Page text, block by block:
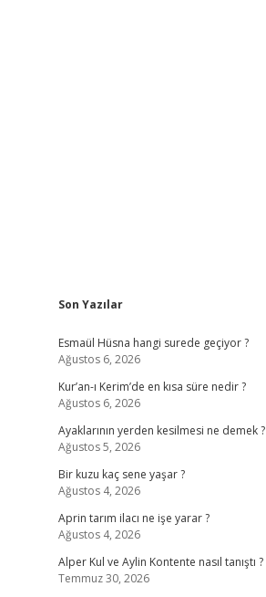
Sidebar
Son Yazılar
Esmaül Hüsna hangi surede geçiyor ?
Ağustos 6, 2026
Kur’an-ı Kerim’de en kısa süre nedir ?
Ağustos 6, 2026
Ayaklarının yerden kesilmesi ne demek ?
Ağustos 5, 2026
Bir kuzu kaç sene yaşar ?
Ağustos 4, 2026
Aprin tarım ilacı ne işe yarar ?
Ağustos 4, 2026
Alper Kul ve Aylin Kontente nasıl tanıştı ?
Temmuz 30, 2026
ilbet yeni giriş